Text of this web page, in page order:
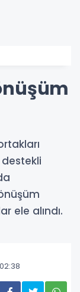
ele alındı.